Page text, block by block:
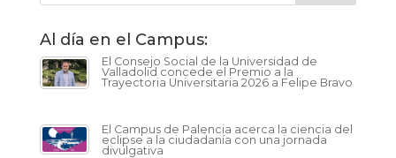
Al día en el Campus:
El Consejo Social de la Universidad de
Valladolid concede el Premio a la
Trayectoria Universitaria 2026 a Felipe Bravo
El Campus de Palencia acerca la ciencia del
eclipse a la ciudadanía con una jornada
divulgativa